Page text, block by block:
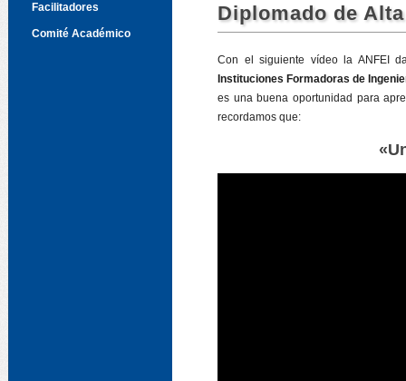
Facilitadores
Comité Académico
Diplomado de
Con el siguiente vídeo la ANFEI
Instituciones Formadoras de
es una buena oportunidad para
recordamos que: